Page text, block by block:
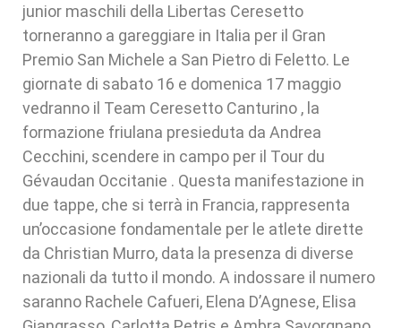
junior maschili della Libertas Ceresetto
torneranno a gareggiare in Italia per il Gran
Premio San Michele a San Pietro di Feletto. Le
giornate di sabato 16 e domenica 17 maggio
vedranno il Team Ceresetto Canturino , la
formazione friulana presieduta da Andrea
Cecchini, scendere in campo per il Tour du
Gévaudan Occitanie . Questa manifestazione in
due tappe, che si terrà in Francia, rappresenta
un’occasione fondamentale per le atlete dirette
da Christian Murro, data la presenza di diverse
nazionali da tutto il mondo. A indossare il numero
saranno Rachele Cafueri, Elena D’Agnese, Elisa